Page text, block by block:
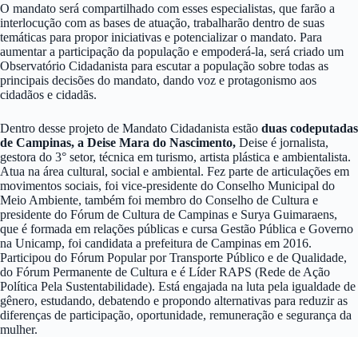
O mandato será compartilhado com esses especialistas, que farão a
interlocução com as bases de atuação, trabalharão dentro de suas
temáticas para propor iniciativas e potencializar o mandato. Para
aumentar a participação da população e empoderá-la, será criado um
Observatório Cidadanista para escutar a população sobre todas as
principais decisões do mandato, dando voz e protagonismo aos
cidadãos e cidadãs.
Dentro desse projeto de Mandato Cidadanista estão duas codeputadas
de Campinas, a Deise Mara do Nascimento, Deise é jornalista,
gestora do 3° setor, técnica em turismo, artista plástica e ambientalista.
Atua na área cultural, social e ambiental. Fez parte de articulações em
movimentos sociais, foi vice-presidente do Conselho Municipal do
Meio Ambiente, também foi membro do Conselho de Cultura e
presidente do Fórum de Cultura de Campinas e Surya Guimaraens,
que é formada em relações públicas e cursa Gestão Pública e Governo
na Unicamp, foi candidata a prefeitura de Campinas em 2016.
Participou do Fórum Popular por Transporte Público e de Qualidade,
do Fórum Permanente de Cultura e é Líder RAPS (Rede de Ação
Política Pela Sustentabilidade). Está engajada na luta pela igualdade de
gênero, estudando, debatendo e propondo alternativas para reduzir as
diferenças de participação, oportunidade, remuneração e segurança da
mulher.